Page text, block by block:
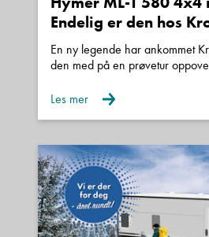
Endelig er den hos
En ny legende har ankommet
den med på en prøvetur
Les mer